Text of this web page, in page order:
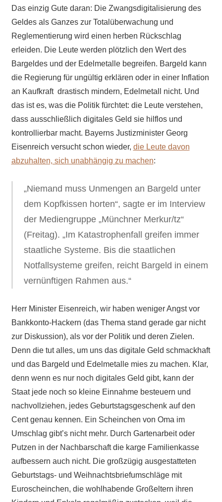
Das einzig Gute daran: Die Zwangsdigitalisierung des
Geldes als Ganzes zur Totalüberwachung und
Reglementierung wird einen herben Rückschlag
erleiden. Die Leute werden plötzlich den Wert des
Bargeldes und der Edelmetalle begreifen. Bargeld kann
die Regierung für ungültig erklären oder in einer Inflation
an Kaufkraft drastisch mindern, Edelmetall nicht. Und
das ist es, was die Politik fürchtet: die Leute verstehen,
dass ausschließlich digitales Geld sie hilflos und
kontrollierbar macht. Bayerns Justizminister Georg
Eisenreich versucht schon wieder, die Leute davon
abzuhalten, sich unabhängig zu machen:
„Niemand muss Unmengen an Bargeld unter
dem Kopfkissen horten“, sagte er im Interview
der Mediengruppe „Münchner Merkur/tz“
(Freitag). „Im Katastrophenfall greifen immer
staatliche Systeme. Bis die staatlichen
Notfallsysteme greifen, reicht Bargeld in einem
vernünftigen Rahmen aus.“
Herr Minister Eisenreich, wir haben weniger Angst vor
Bankkonto-Hackern (das Thema stand gerade gar nicht
zur Diskussion), als vor der Politik und deren Zielen.
Denn die tut alles, um uns das digitale Geld schmackhaft
und das Bargeld und Edelmetalle mies zu machen. Klar,
denn wenn es nur noch digitales Geld gibt, kann der
Staat jede noch so kleine Einnahme besteuern und
nachvollziehen, jedes Geburtstagsgeschenk auf den
Cent genau kennen. Ein Scheinchen von Oma im
Umschlag gibt’s nicht mehr. Durch Gartenarbeit oder
Putzen in der Nachbarschaft die karge Familienkasse
aufbessern auch nicht. Die großzügig ausgestatteten
Geburtstags- und Weihnachtsbriefumschläge mit
Euroscheinchen, die wohlhabende Großeltern ihren